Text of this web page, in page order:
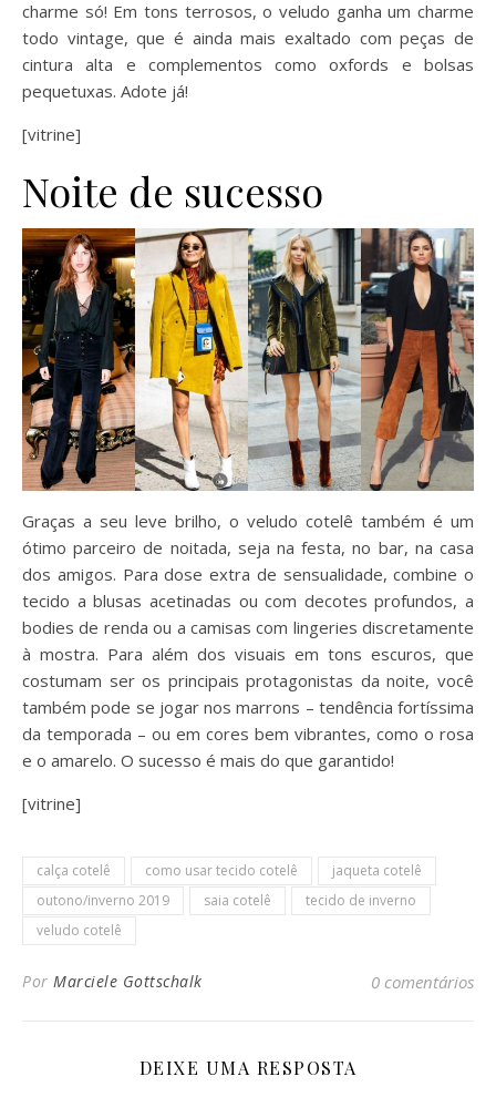
charme só! Em tons terrosos, o veludo ganha um charme
todo vintage, que é ainda mais exaltado com peças de
cintura alta e complementos como oxfords e bolsas
pequetuxas. Adote já!
[vitrine]
Noite de sucesso
Graças a seu leve brilho, o veludo cotelê também é um
ótimo parceiro de noitada, seja na festa, no bar, na casa
dos amigos. Para dose extra de sensualidade, combine o
tecido a blusas acetinadas ou com decotes profundos, a
bodies de renda ou a camisas com lingeries discretamente
à mostra. Para além dos visuais em tons escuros, que
costumam ser os principais protagonistas da noite, você
também pode se jogar nos marrons – tendência fortíssima
da temporada – ou em cores bem vibrantes, como o rosa
e o amarelo. O sucesso é mais do que garantido!
[vitrine]
calça cotelê como usar tecido cotelê
jaqueta cotelê
outono/inverno 2019
saia cotelê
tecido de inverno
veludo cotelê
Por Marciele Gottschalk 0 comentários
DEIXE UMA RESPOSTA